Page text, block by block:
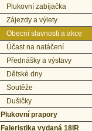
Plukovní zabíjačka
Zájezdy a výlety
Obecní slavnosti a akce
Účast na natáčení
Přednášky a výstavy
Dětské dny
Soutěže
Dušičky
Plukovní prapory
Faleristika vydaná 18IR